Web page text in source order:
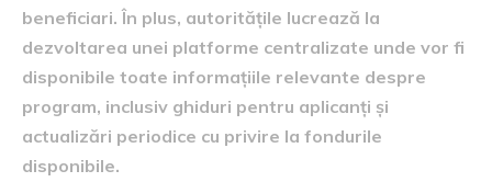
beneficiari. În plus, autoritățile lucrează la
dezvoltarea unei platforme centralizate unde vor fi
disponibile toate informațiile relevante despre
program, inclusiv ghiduri pentru aplicanți și
actualizări periodice cu privire la fondurile
disponibile.